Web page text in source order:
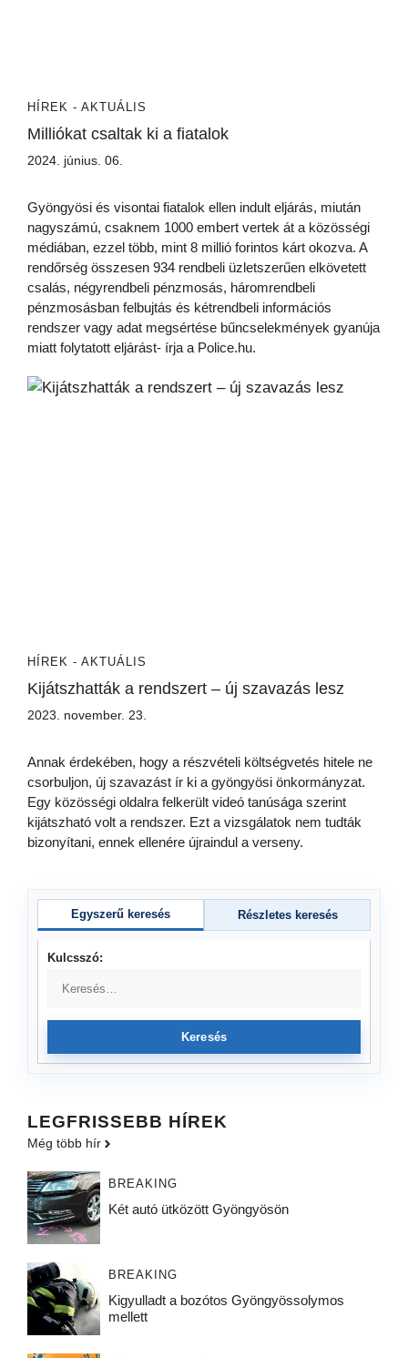
HÍREK - AKTUÁLIS
Milliókat csaltak ki a fiatalok
2024. június. 06.
Gyöngyösi és visontai fiatalok ellen indult eljárás, miután
nagyszámú, csaknem 1000 embert vertek át a közösségi
médiában, ezzel több, mint 8 millió forintos kárt okozva. A
rendőrség összesen 934 rendbeli üzletszerűen elkövetett
csalás, négyrendbeli pénzmosás, háromrendbeli
pénzmosásban felbujtás és kétrendbeli információs
rendszer vagy adat megsértése bűncselekmények gyanúja
miatt folytatott eljárást- írja a Police.hu.
HÍREK - AKTUÁLIS
Kijátszhatták a rendszert – új szavazás lesz
2023. november. 23.
Annak érdekében, hogy a részvételi költségvetés hitele ne
csorbuljon, új szavazást ír ki a gyöngyösi önkormányzat.
Egy közösségi oldalra felkerült videó tanúsága szerint
kijátszható volt a rendszer. Ezt a vizsgálatok nem tudták
bizonyítani, ennek ellenére újraindul a verseny.
Egyszerű keresés Részletes keresés
Kulcsszó:
Keresés
LEGFRISSEBB HÍREK
Még több hír
BREAKING
Két autó ütközött Gyöngyösön
BREAKING
Kigyulladt a bozótos Gyöngyössolymos
mellett